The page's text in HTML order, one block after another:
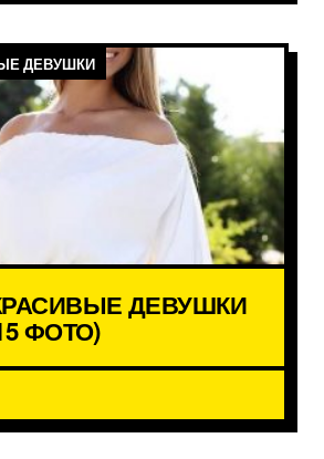
ДЕВУШКИ
ДЕВУШКИ
ФОТО)